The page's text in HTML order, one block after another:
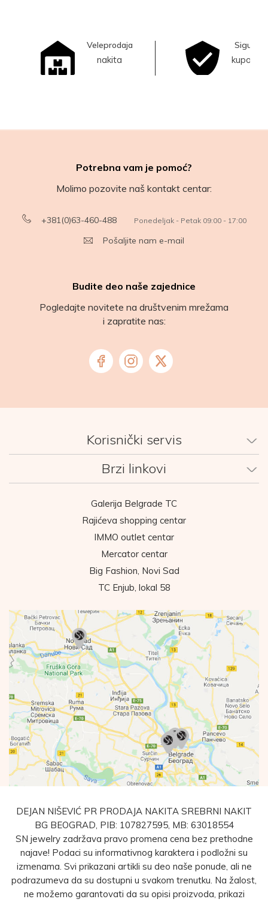
Veleprodaja
nakita
Sigurna
kupovina
Potrebna vam je pomoć?
Molimo pozovite naš kontakt centar:
+381(0)63-460-488 Ponedeljak - Petak 09:00 - 17:00
Pošaljite nam e-mail
Budite deo naše zajednice
Pogledajte novitete na društvenim mrežama
i zapratite nas:
Korisnički servis
Brzi linkovi
Galerija Belgrade TC
Rajićeva shopping centar
IMMO outlet centar
Mercator centar
Big Fashion, Novi Sad
TC Enjub, lokal 58
DEJAN NIŠEVIĆ PR PRODAJA NAKITA SREBRNI NAKIT
BG BEOGRAD, PIB: 107827595, MB: 63018554
SN jewelry zadržava pravo promena cena bez prethodne
najave! Podaci su informativnog karaktera i podložni su
izmenama. Svi prikazani artikli su deo naše ponude, ali ne
podrazumeva da su dostupni u svakom trenutku. Na žalost,
ne možemo garantovati da su opisi proizvoda, prikazi